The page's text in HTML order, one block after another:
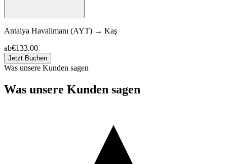
Antalya Havalimanı (AYT) → Kaş
ab€133.00
Jetzt Buchen
Was unsere Kunden sagen
Was unsere Kunden sagen